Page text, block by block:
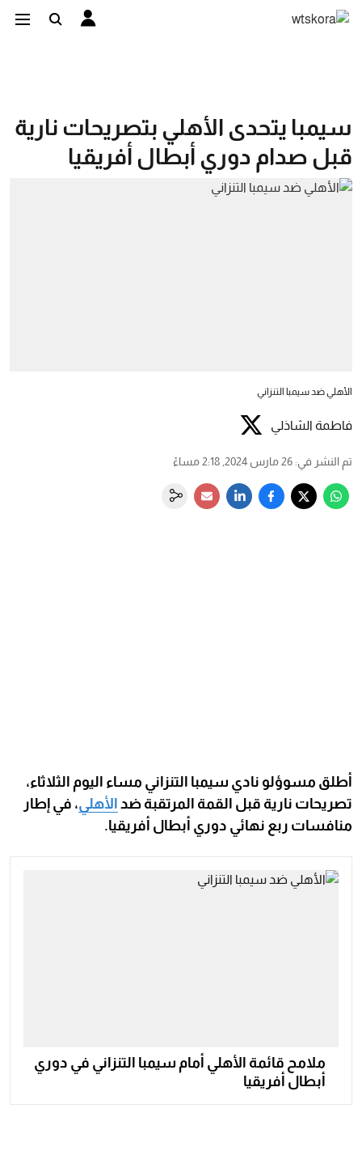
سيمبا يتحدى الأهلي بتصريحات نارية
قبل صدام دوري أبطال أفريقيا
الأهلي ضد سيمبا التنزاني
فاطمة الشاذلي
تم النشر في: 26 مارس 2024, 2:18 مساءً
أطلق مسوؤلو نادي سيمبا التنزاني مساء اليوم الثلاثاء،
تصريحات نارية قبل القمة المرتقبة ضد الأهلي، في إطار
منافسات ربع نهائي دوري أبطال أفريقيا.
ملامح قائمة الأهلي أمام سيمبا التنزاني في دوري
أبطال أفريقيا